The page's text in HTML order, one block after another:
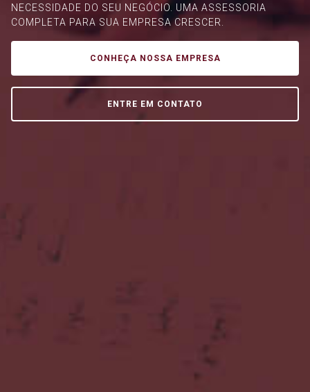
NECESSIDADE DO SEU NEGÓCIO. UMA ASSESSORIA
COMPLETA PARA SUA EMPRESA CRESCER.
CONHEÇA NOSSA EMPRESA
ENTRE EM CONTATO